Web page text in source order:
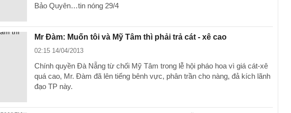
Bảo Quyên…tin nóng 29/4
Mr Đàm: Muốn tôi và Mỹ Tâm thì phải trả cát - xê cao
02:15 14/04/2013
Chính quyền Đà Nẵng từ chối Mỹ Tâm trong lễ hội pháo hoa vì giá cát-xê
quá cao, Mr. Đàm đã lên tiếng bênh vực, phân trần cho nàng, đả kích lãnh
đạo TP này.